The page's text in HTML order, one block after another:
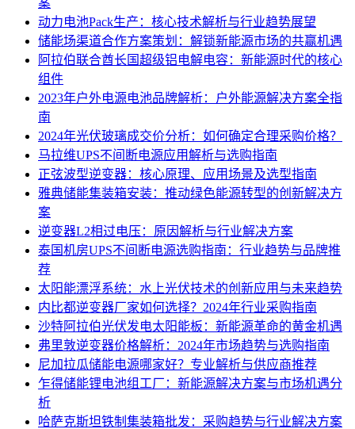
动力电池Pack生产：核心技术解析与行业趋势展望
储能场渠道合作方案策划：解锁新能源市场的共赢机遇
阿拉伯联合酋长国超级铝电解电容：新能源时代的核心
组件
2023年户外电源电池品牌解析：户外能源解决方案全指
南
2024年光伏玻璃成交价分析：如何确定合理采购价格？
马拉维UPS不间断电源应用解析与选购指南
正弦波型逆变器：核心原理、应用场景及选型指南
雅典储能集装箱安装：推动绿色能源转型的创新解决方
案
逆变器L2相过电压：原因解析与行业解决方案
泰国机房UPS不间断电源选购指南：行业趋势与品牌推
荐
太阳能漂浮系统：水上光伏技术的创新应用与未来趋势
内比都逆变器厂家如何选择？2024年行业采购指南
沙特阿拉伯光伏发电太阳能板：新能源革命的黄金机遇
弗里敦逆变器价格解析：2024年市场趋势与选购指南
尼加拉瓜储能电源哪家好？专业解析与供应商推荐
乍得储能锂电池组工厂：新能源解决方案与市场机遇分
析
哈萨克斯坦铁制集装箱批发：采购趋势与行业解决方案